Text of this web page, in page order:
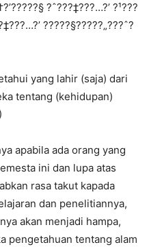
?ˆ???‡???…?’ ?¹???
?????§?????„???ˆ?
yang lahir (saja) dari
tentang (kehidupan)
apabila ada orang yang
ini dan lupa atas
rasa takut kapada
dan penelitiannya,
akan menjadi hampa,
pengetahuan tentang alam